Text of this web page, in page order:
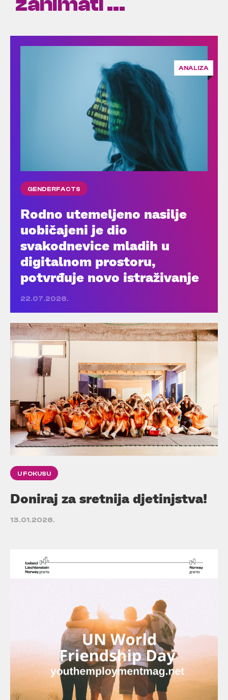
ANALIZA
GENDERFACTS
Rodno utemeljeno nasilje
uobičajeni je dio
svakodnevice mladih u
digitalnom prostoru,
potvrđuje novo istraživanje
22.07.2026.
U FOKUSU
Doniraj za sretnija djetinjstva!
13.01.2026.